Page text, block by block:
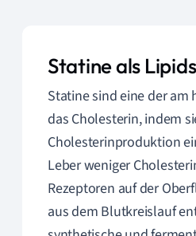
Statine als
Statine sind eine der am
das Cholesterin, indem
Cholesterinproduktion
Leber weniger
Rezeptoren auf der
aus dem Blutkreislauf